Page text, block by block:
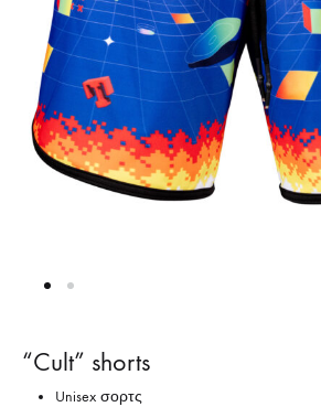
“Cult” shorts
Unisex σορτς